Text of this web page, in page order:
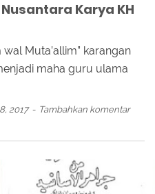
Karya KH
wal Muta’allim” karangan
maha guru ulama
2017 Tambahkan komentar